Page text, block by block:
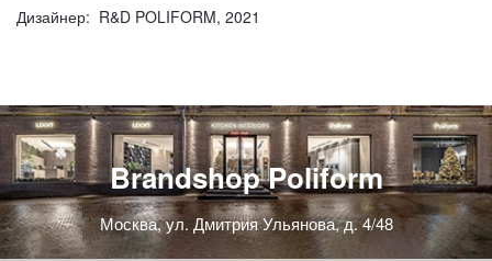
Дизайнер: R&D POLIFORM, 2021
Brandshop Poliform
Москва, ул. Дмитрия Ульянова, д. 4/48